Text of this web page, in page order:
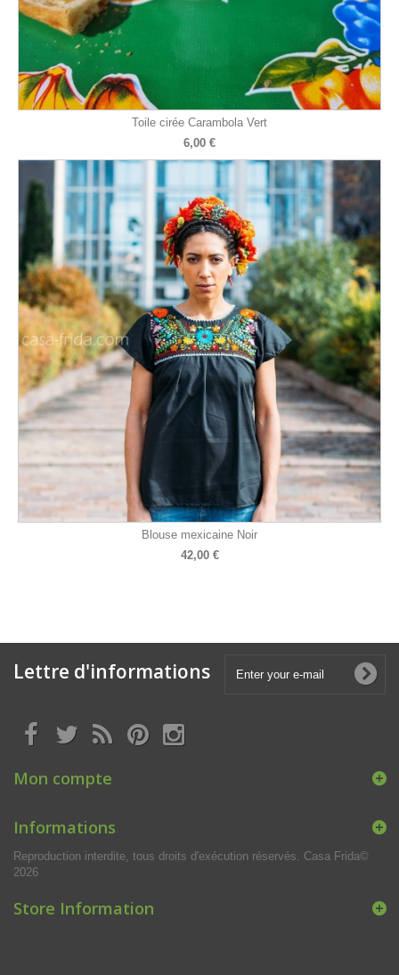
Toile cirée Carambola Vert
6,00 €
Blouse mexicaine Noir
42,00 €
Lettre d'informations
Mon compte
Informations
Reproduction interdite, tous droits d'exécution réservés. Casa Frida©
2026
Store Information